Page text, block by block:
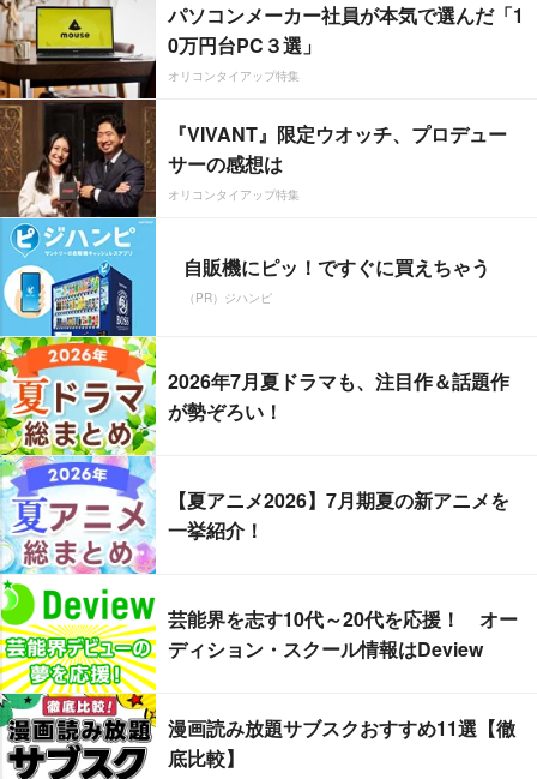
パソコンメーカー社員が本気で選んだ「1
0万円台PC３選」
オリコンタイアップ特集
『VIVANT』限定ウオッチ、プロデュー
サーの感想は
オリコンタイアップ特集
自販機にピッ！ですぐに買えちゃう
（PR）ジハンピ
2026年7月夏ドラマも、注目作＆話題作
が勢ぞろい！
【夏アニメ2026】7月期夏の新アニメを
一挙紹介！
芸能界を志す10代～20代を応援！ オー
ディション・スクール情報はDeview
漫画読み放題サブスクおすすめ11選【徹
底比較】